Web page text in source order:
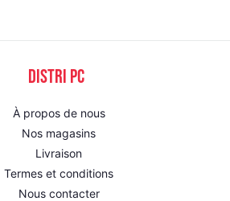
DISTRI PC
À propos de nous
Nos magasins
Livraison
Termes et conditions
Nous contacter